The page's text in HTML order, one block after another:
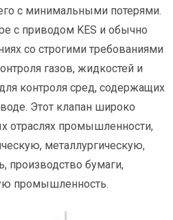
с минимальными потерями.
с приводом KES и обычно
со строгими требованиями
газов, жидкостей и
контроля сред, содержащих
Этот клапан широко
отраслях промышленности,
металлургическую,
производство бумаги,
промышленность.